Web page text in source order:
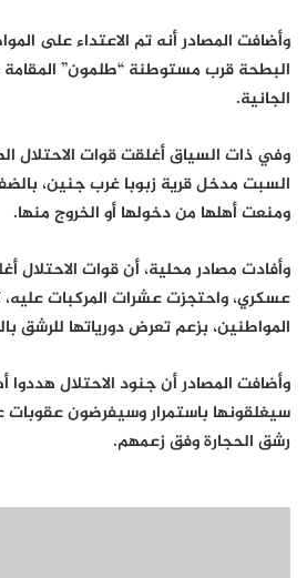
وأضافت المصادر أنه تم الاعتداء على
البطحة قرب مستوطنة “طلمون”
الجانية.
وفي ذات السياق أغلقت قوات الاحتلال
السبت مدخل قرية زبوبا غرب جنين،
ومنعت أهلها من دخولها أو الخروج منها.
وأفادت مصادر محلية، أن قوات الاحتلال
عسكري، واحتجزت عشرات المركبات
المواطنين، بزعم تعرض دورياتها للرشق
وأضافت المصادر أن جنود الاحتلال هددوا
سيغلقونها باستمرار وسيفرضون
رشق الحجارة وفق زعمهم.